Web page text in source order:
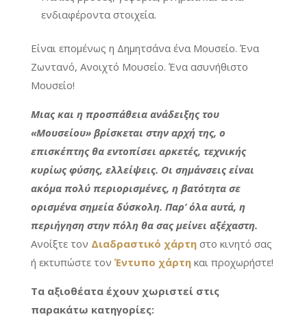
ενδιαφέροντα στοιχεία.
Είναι επομένως η Δημητσάνα ένα Μουσείο. Ένα
Ζωντανό, Ανοιχτό Μουσείο. Ένα ασυνήθιστο
Μουσείο!
Μιας και η προσπάθεια ανάδειξης του
«Μουσείου» βρίσκεται στην αρχή της, ο
επισκέπτης θα εντοπίσει αρκετές, τεχνικής
κυρίως φύσης, ελλείψεις. Οι σημάνσεις είναι
ακόμα πολύ περιορισμένες, η βατότητα σε
ορισμένα σημεία δύσκολη. Παρ’ όλα αυτά, η
περιήγηση στην πόλη θα σας μείνει αξέχαστη.
Ανοίξτε τον Διαδραστικό χάρτηστο κινητό σας
ή εκτυπώστε τον Έντυπο χάρτηκαι προχωρήστε!
Τα αξιοθέατα έχουν χωριστεί στις
παρακάτω κατηγορίες: